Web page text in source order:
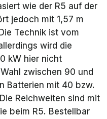
wie der R5 auf der
jedoch mit 1,57 m
Technik ist vom
wird die
kW hier nicht
zwischen 90 und
Batterien mit 40 bzw.
Reichweiten sind mit
beim R5. Bestellbar